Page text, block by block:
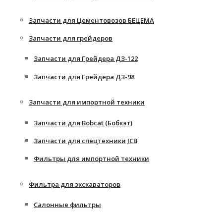
Запчасти для Цементовозов БЕЦЕМА
Запчасти для грейдеров
Запчасти для Грейдера ДЗ-122
Запчасти для Грейдера ДЗ-98
Запчасти для импортной техники
Запчасти для Bobcat (Бобкэт)
Запчасти для спецтехники JCB
Фильтры для импортной техники
Фильтра для экскаваторов
Салонные фильтры